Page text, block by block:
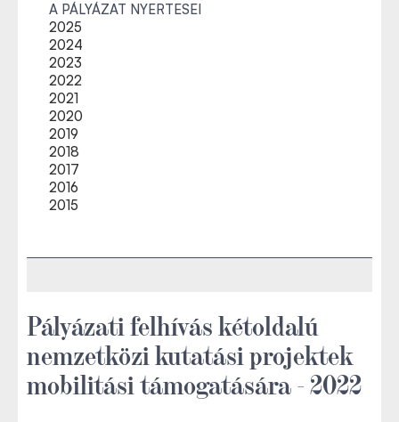
A PÁLYÁZAT NYERTESEI
2025
2024
2023
2022
2021
2020
2019
2018
2017
2016
2015
Pályázati felhívás kétoldalú
nemzetközi kutatási projektek
mobilitási támogatására - 2022